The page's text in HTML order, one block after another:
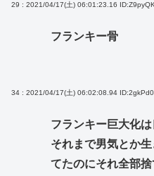
29 : 2021/04/17(土) 06:01:23.16
フランキー骨
34 : 2021/04/17(土) 06:02:08.94
フランキー巨大化
それまで男気とか
てたのにそれ全部